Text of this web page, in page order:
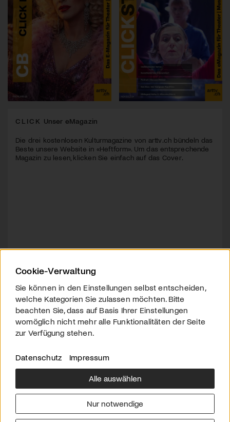
CLICK Unser eMagazin
Die drei kostenlosen Kulturmagazine von arttv.ch bündeln das
Beste unsere Website in «Heftform». Um das entsprechende
Magazin zu lesen, klicken Sie einfach auf das Cover.
Über uns
Downloads
Werben
Impressum
Cookie-Verwaltung
Sie können in den Einstellungen selbst entscheiden,
welche Kategorien Sie zulassen möchten. Bitte
beachten Sie, dass auf Basis Ihrer Einstellungen
womöglich nicht mehr alle Funktionalitäten der Seite
zur Verfügung stehen.
Datenschutz Impressum
Alle auswählen
Nur notwendige